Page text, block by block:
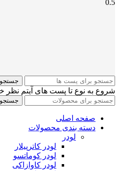
جستجو
شروع به نوع تا پست های آیتم نظر
جستجو
صفحه اصلی
دسته بندی محصولات
لودر
لودر کاترپیلار
لودر کوماتسو
لودر کاوازاکی